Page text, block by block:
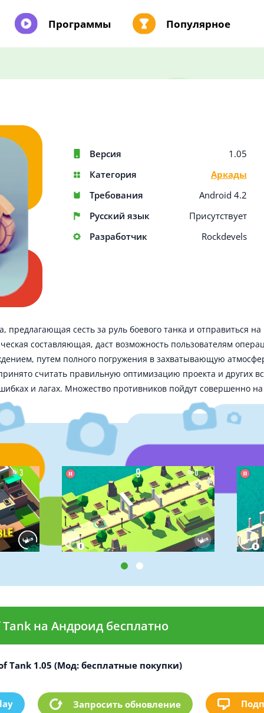
Программы Популярное
Версия
1.05
Категория
Аркады
Требования
Android 4.2
Русский язык
Присутствует
Разработчик
Rockdevels
предлагающая сесть за руль боевого танка и отправиться
составляющая, даст возможность пользователям
путем полного погружения в захватывающую
считать правильную оптимизацию проекта и других
и лагах. Множество противников пойдут совершенно
на Андроид бесплатно
Tank 1.05 (Мод: бесплатные покупки)
Запросить обновление